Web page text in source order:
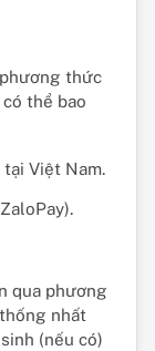
thức
thể bao
Việt Nam.
qua phương
nhất
(nếu có)